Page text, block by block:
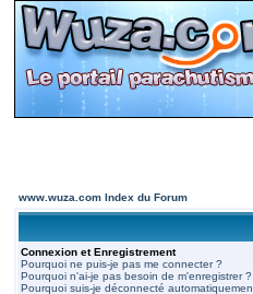
www.wuza.com Index du Forum
Connexion et Enregistrement
Pourquoi ne puis-je pas me connecter ?
Pourquoi n'ai-je pas besoin de m'enregistrer ?
Pourquoi suis-je déconnecté